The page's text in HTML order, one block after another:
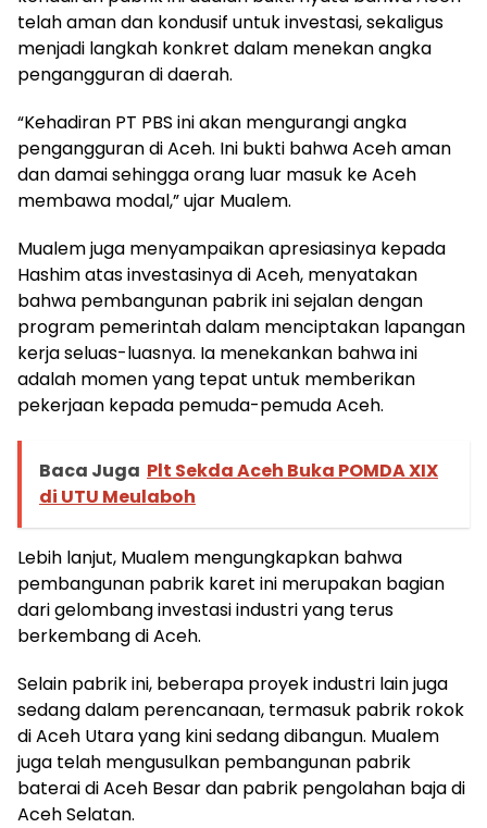
telah aman dan kondusif untuk investasi, sekaligus
menjadi langkah konkret dalam menekan angka
pengangguran di daerah.
“Kehadiran PT PBS ini akan mengurangi angka
pengangguran di Aceh. Ini bukti bahwa Aceh aman
dan damai sehingga orang luar masuk ke Aceh
membawa modal,” ujar Mualem.
Mualem juga menyampaikan apresiasinya kepada
Hashim atas investasinya di Aceh, menyatakan
bahwa pembangunan pabrik ini sejalan dengan
program pemerintah dalam menciptakan lapangan
kerja seluas-luasnya. Ia menekankan bahwa ini
adalah momen yang tepat untuk memberikan
pekerjaan kepada pemuda-pemuda Aceh.
Baca Juga Plt Sekda Aceh Buka POMDA XIX
di UTU Meulaboh
Lebih lanjut, Mualem mengungkapkan bahwa
pembangunan pabrik karet ini merupakan bagian
dari gelombang investasi industri yang terus
berkembang di Aceh.
Selain pabrik ini, beberapa proyek industri lain juga
sedang dalam perencanaan, termasuk pabrik rokok
di Aceh Utara yang kini sedang dibangun. Mualem
juga telah mengusulkan pembangunan pabrik
baterai di Aceh Besar dan pabrik pengolahan baja di
Aceh Selatan.